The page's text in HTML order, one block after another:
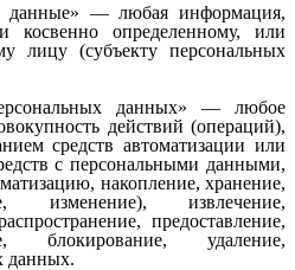
данные» — любая информация,
косвенно определенному, или
лицу (субъекту персональных
данных» — любое
действий (операций),
средств автоматизации или
с персональными данными,
накопление, хранение,
изменение), извлечение,
предоставление,
блокирование, удаление,
данных.